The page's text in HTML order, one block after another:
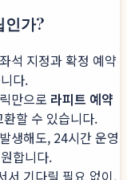
인가?
석 지정과 확정 예약
다.
만으로 라피트 예약
할 수 있습니다.
생해도, 24시간 운영
합니다.
서 기다릴 필요 없이,